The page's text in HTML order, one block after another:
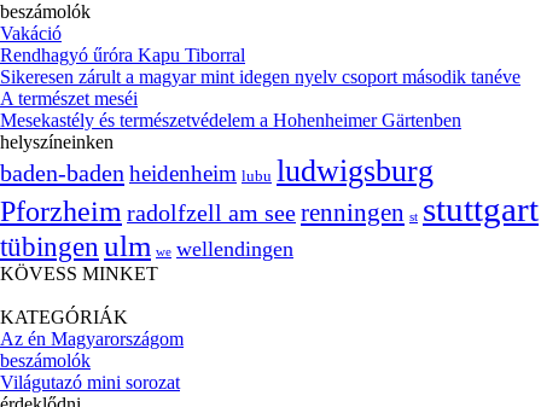
beszámolók
Vakáció
Rendhagyó űróra Kapu Tiborral
Sikeresen zárult a magyar mint idegen nyelv csoport második tanéve
A természet meséi
Mesekastély és természetvédelem a Hohenheimer Gärtenben
helyszíneinken
baden-baden heidenheim lubu ludwigsburg
Pforzheim radolfzell am seerenningen st stuttgart
tübingen ulm we wellendingen
KÖVESS MINKET
KATEGÓRIÁK
Az én Magyarországom
beszámolók
Világutazó mini sorozat